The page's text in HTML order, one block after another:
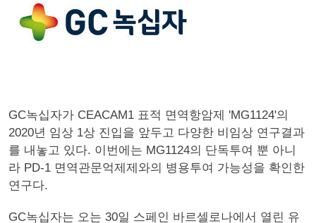
GC녹십자가 CEACAM1 표적 면역항암제 'MG1124'의
2020년 임상 1상 진입을 앞두고 다양한 비임상 연구결과
를 내놓고 있다. 이번에는 MG1124의 단독투여 뿐 아니
라 PD-1 면역관문억제제와의 병용투여 가능성을 확인한
연구다.
GC녹십자는 오는 30일 스페인 바르셀로나에서 열린 유